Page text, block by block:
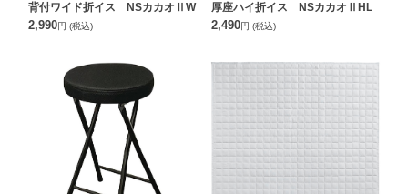
背付ワイド折イス NSカカオⅡW
2,990円 (税込)
厚座ハイ折イス NSカカオⅡHL
2,490円 (税込)